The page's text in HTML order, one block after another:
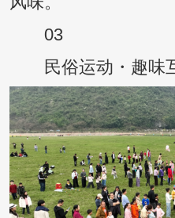
03
民俗运动・趣味